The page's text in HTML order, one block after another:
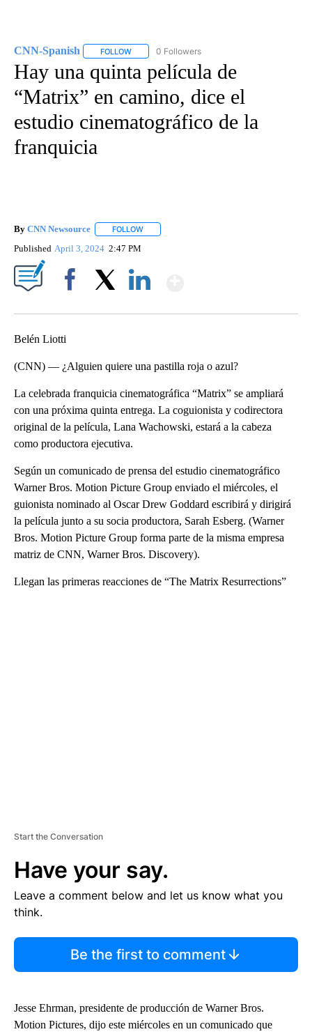
CNN-Spanish FOLLOW FOLLOW "CNN-SPANISH" TO RECEIVE
0 Followers
Hay una quinta película de
“Matrix” en camino, dice el
estudio cinematográfico de la
franquicia
By CNN Newsource FOLLOW
Published April 3, 2024 2:47 PM
Belén Liotti
(CNN) — ¿Alguien quiere una pastilla roja o azul?
La celebrada franquicia cinematográfica “Matrix” se ampliará
con una próxima quinta entrega. La coguionista y codirectora
original de la película, Lana Wachowski, estará a la cabeza
como productora ejecutiva.
Según un comunicado de prensa del estudio cinematográfico
Warner Bros. Motion Picture Group enviado el miércoles, el
guionista nominado al Oscar Drew Goddard escribirá y dirigirá
la película junto a su socia productora, Sarah Esberg. (Warner
Bros. Motion Picture Group forma parte de la misma empresa
matriz de CNN, Warner Bros. Discovery).
Llegan las primeras reacciones de “The Matrix Resurrections”
Start the Conversation
Have your say.
Leave a comment below and let us know what you
think.
Be the first to comment
Jesse Ehrman, presidente de producción de Warner Bros.
Motion Pictures, dijo este miércoles en un comunicado que